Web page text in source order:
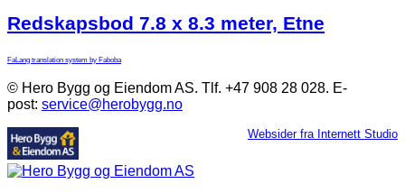
Redskapsbod 7.8 x 8.3 meter, Etne
FaLang translation system by Faboba
© Hero Bygg og Eiendom AS. Tlf. +47 908 28 028. E-
post: service@herobygg.no
Websider fra Internett Studio